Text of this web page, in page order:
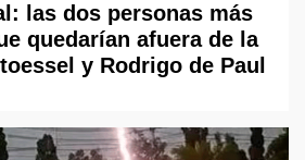
las dos personas más
quedarían afuera de la
y Rodrigo de Paul